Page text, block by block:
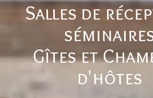
Salles de
Gîtes et
d'hôtes